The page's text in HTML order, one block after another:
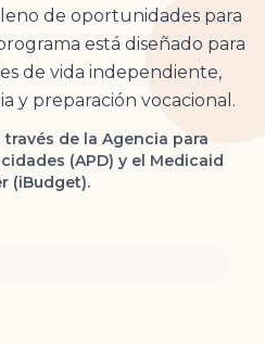
de oportunidades para
está diseñado para
de vida independiente,
y preparación vocacional.
de la Agencia para
(APD) y el Medicaid
(iBudget).